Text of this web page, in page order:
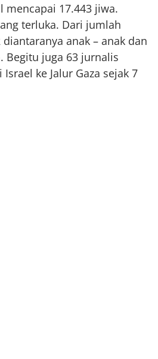
mencapai 17.443 jiwa.
terluka. Dari jumlah
anak – anak dan
Begitu juga 63 jurnalis
ke Jalur Gaza sejak 7